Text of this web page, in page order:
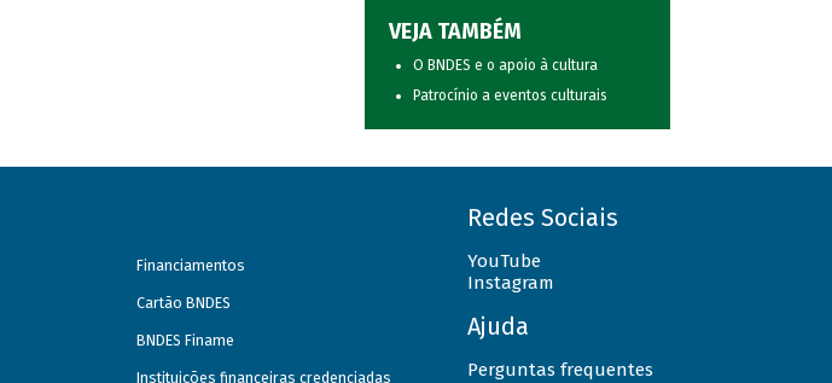
VEJA TAMBÉM
O BNDES e o apoio à cultura
Patrocínio a eventos culturais
Financiamentos
Cartão BNDES
BNDES Finame
Instituições financeiras credenciadas
Redes Sociais
YouTube
Instagram
Ajuda
Perguntas frequentes